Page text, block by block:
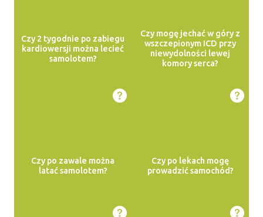
Czy 2 tygodnie po zabiegu
kardiowersji można lecieć
samolotem?
Czy mogę jechać w góry z
wszczepionym ICD przy
niewydolności lewej
komory serca?
Czy po zawale można
latać samolotem?
Czy po lekach mogę
prowadzić samochód?